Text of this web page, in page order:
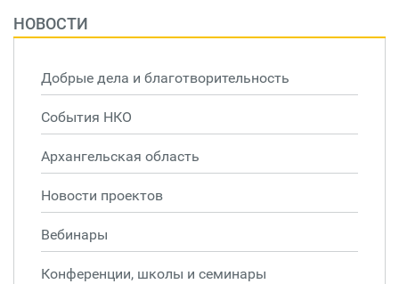
НОВОСТИ
Добрые дела и благотворительность
События НКО
Архангельская область
Новости проектов
Вебинары
Конференции, школы и семинары